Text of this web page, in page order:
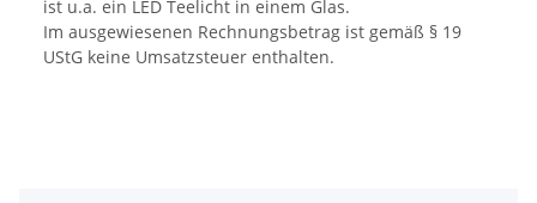
ist u.a. ein LED Teelicht in einem Glas.
Im ausgewiesenen Rechnungsbetrag ist gemäß § 19
UStG keine Umsatzsteuer enthalten.